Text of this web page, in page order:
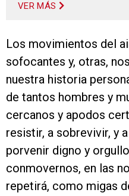
VER MÁS
Los movimientos del
sofocantes y, otras,
nuestra historia
de tantos hombres y
cercanos y apodos
resistir, a sobrevivir, y
porvenir digno y
conmovernos, en las
repetirá, como migas